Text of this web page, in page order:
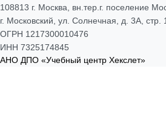
108813 г. Москва, вн.тер.г. поселение
г. Московский, ул. Солнечная, д. 3А,
ОГРН 1217300010476
ИНН 7325174845
АНО ДПО «Учебный центр Хекслет»